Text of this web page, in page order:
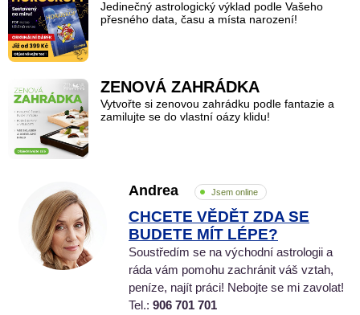
Jedinečný astrologický výklad podle Vašeho
přesného data, času a místa narození!
ZENOVÁ ZAHRÁDKA
Vytvořte si zenovou zahrádku podle fantazie a
zamilujte se do vlastní oázy klidu!
Andrea Jsem online
CHCETE VĚDĚT ZDA SE
BUDETE MÍT LÉPE?
Soustředím se na východní astrologii a
ráda vám pomohu zachránit váš vztah,
peníze, najít práci! Nebojte se mi zavolat!
Tel.: 906 701 701